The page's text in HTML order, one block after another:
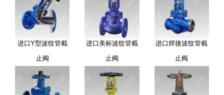
进口Y型波纹管截
止阀
进口美标波纹管截
止阀
进口焊接波纹管截
止阀